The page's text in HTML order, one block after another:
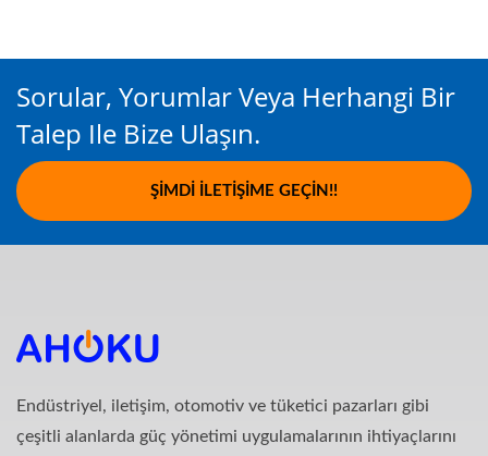
Sorular, Yorumlar Veya Herhangi Bir
Talep Ile Bize Ulaşın.
ŞIMDI İLETIŞIME GEÇIN!!
Endüstriyel, iletişim, otomotiv ve tüketici pazarları gibi
çeşitli alanlarda güç yönetimi uygulamalarının ihtiyaçlarını